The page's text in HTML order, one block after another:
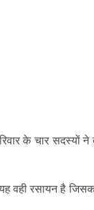
के चार सदस्यों
वही रसायन है